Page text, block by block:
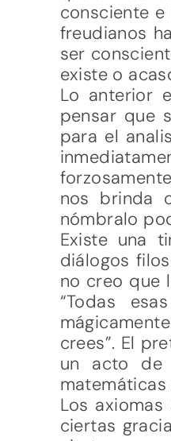
consciente
freudianos
ser
existe o
Lo anterior
pensar que
para el
nos brinda
nómbralo
Existe una
diálogos
no creo que
“Todas
crees”. El
un acto de
Los
ciertas